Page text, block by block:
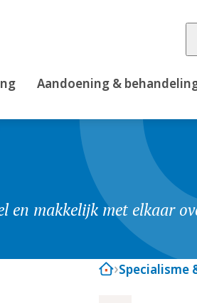
Aandoening &
en makkelijk met elkaar
Specialisme